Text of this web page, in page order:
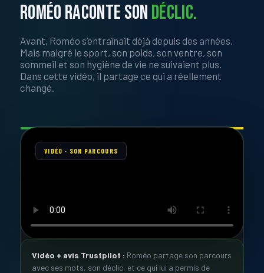
ROMÉO RACONTE SONDÉCLIC.
Avant, Roméo s’entraînait déjà depuis des années.
Mais malgré le sport, son poids, son ventre, son
sommeil et son hygiène de vie ne suivaient plus.
Dans cette vidéo, il partage ce qui a réellement
changé.
VIDÉO · SON PARCOURS
Vidéo + avis Trustpilot : Roméo partage son parcours
avec ses mots, son déclic, et ce qui lui a permis de